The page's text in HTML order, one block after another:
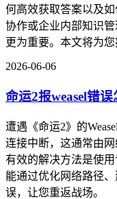
何高效获取答案以及
协作或企业内部知识
更为重要。本文将为您
2026-06-06
命运2报weasel错
遭遇《命运2》的
连接中断，这通常由
有效的解决方法是使
能通过优化网络路径
误，让您重返战场。